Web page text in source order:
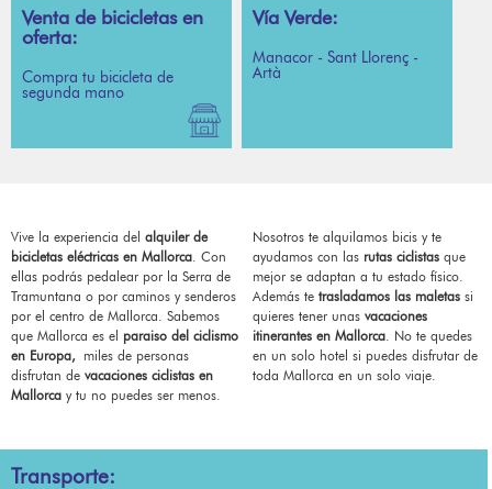
Venta de bicicletas en
oferta:
Compra tu bicicleta de
segunda mano
Vía Verde:
Manacor - Sant Llorenç -
Artà
Vive la experiencia del alquiler de
bicicletas eléctricas en Mallorca . Con
ellas podrás pedalear por la Serra de
Tramuntana o por caminos y senderos
por el centro de Mallorca. Sabemos
que Mallorca es el paraiso del ciclismo
en Europa, miles de personas
disfrutan de vacaciones ciclistas en
Mallorca y tu no puedes ser menos.
Nosotros te alquilamos bicis y te
ayudamos con las rutas ciclistas que
mejor se adaptan a tu estado físico.
Además te trasladamos las maletas si
quieres tener unas vacaciones
itinerantes en Mallorca . No te quedes
en un solo hotel si puedes disfrutar de
toda Mallorca en un solo viaje.
Transporte: